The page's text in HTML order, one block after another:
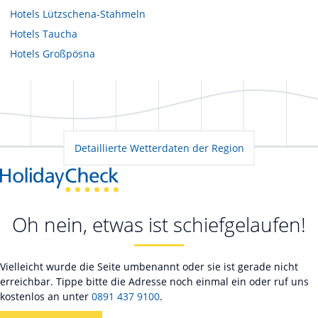
Hotels Lützschena-Stahmeln
Hotels Taucha
Hotels Großpösna
Detaillierte Wetterdaten der Region
Oh nein, etwas ist schiefgelaufen!
Vielleicht wurde die Seite umbenannt oder sie ist gerade nicht
erreichbar. Tippe bitte die Adresse noch einmal ein oder ruf uns
kostenlos an unter 0891 437 9100.